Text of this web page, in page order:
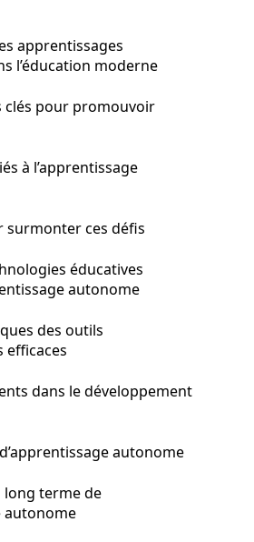
apprentissages
l’éducation moderne
clés pour promouvoir
à l’apprentissage
surmonter ces défis
éducatives
autonome
des outils
efficaces
dans le développement
autonome
long terme de
autonome